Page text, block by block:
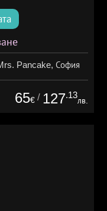
Pancake, София
65€ / 127.13
лв.